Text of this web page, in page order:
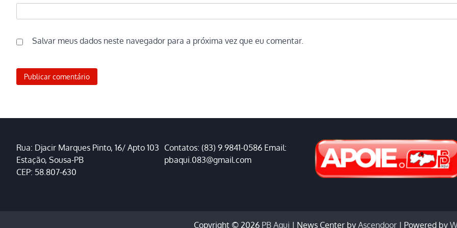
Salvar meus dados neste navegador para a próxima vez que eu comentar.
Rua: Djacir Marques Pinto, 16/ Apto 103
Estação, Sousa-PB
CEP: 58.807-630
Contatos: (83) 9.9841-0586 Email:
pbaqui.083@gmail.com
Copyright © 2026 PB Aqui | News Center by Ascendoor | Powered by